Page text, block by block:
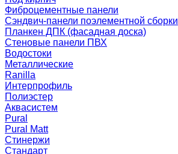
Фиброцементные панели
Сэндвич-панели поэлементной сборки
Планкен ДПК (фасадная доска)
Стеновые панели ПВХ
Водостоки
Металлические
Ranilla
Интерпрофиль
Полиэстер
Аквасистем
Pural
Pural Matt
Стинержи
Стандарт